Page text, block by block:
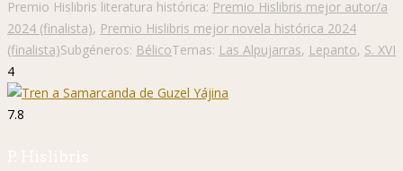
Premio Hislibris literatura histórica: Premio Hislibris mejor autor/a
2024 (finalista), Premio Hislibris mejor novela histórica 2024
(finalista)Subgéneros: BélicoTemas: Las Alpujarras, Lepanto, S. XVI
4
7.8
P. Hislibris